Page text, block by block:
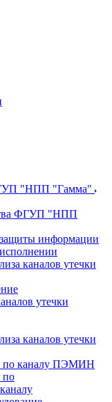
"НПП "Гамма"
ФГУП "НПП
защиты информации
каналов утечки
утечки
каналов утечки
по каналу ПЭМИН
по